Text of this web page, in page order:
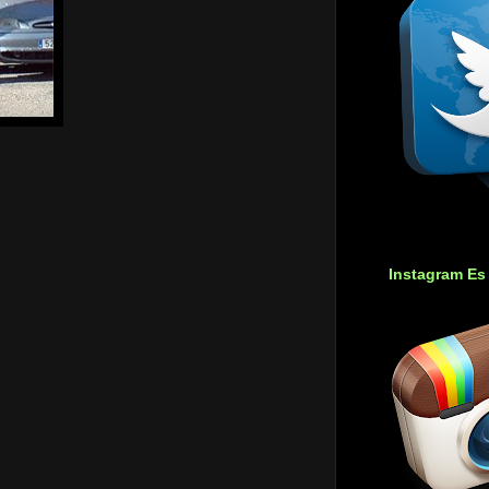
Instagram